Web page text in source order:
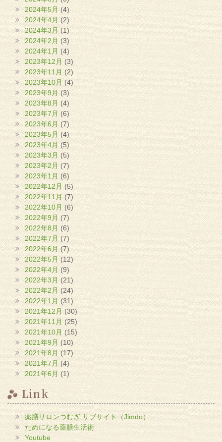
2024年5月 (4)
2024年4月 (2)
2024年3月 (1)
2024年2月 (3)
2024年1月(4)
2023年12月 (3)
2023年11月 (2)
2023年10月 (4)
2023年9月(3)
2023年8月 (4)
2023年7月 (6)
2023年6月 (7)
2023年5月 (4)
2023年4月(5)
2023年3月(5)
2023年2月 (7)
2023年1月 (6)
2022年12月(5)
2022年11月 (7)
2022年10月 (6)
2022年9月 (7)
2022年8月 (6)
2022年7月 (7)
2022年6月(7)
2022年5月 (12)
2022年4月 (9)
2022年3月(21)
2022年2月 (24)
2022年1月 (31)
2021年12月(30)
2021年11月(25)
2021年10月 (15)
2021年9月(10)
2021年8月 (17)
2021年7月 (4)
2021年6月(1)
Link
薬膳サロンつむぎ サブサイト（Jimdo）
ためになる薬膳生活術
Youtube